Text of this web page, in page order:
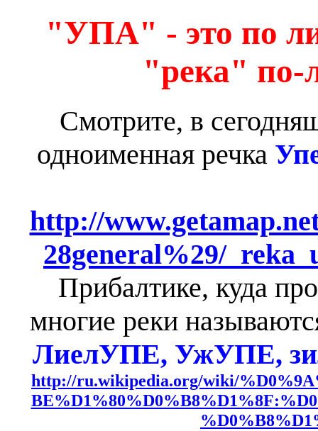
"УПА" - это по
"река" по-
Смотрите, в
одноименная речка
http://
28general%29/
Прибалтике, куда
многие реки
ЛиелУПЕ, УжУПЕ,
http://ru.wikipedia.org/wiki/